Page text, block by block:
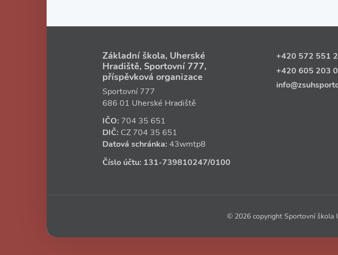
Základní škola, Uherské
Hradiště, Sportovní 777,
příspěvková organizace
Sportovní 777
686 01 Uherské Hradiště
IČO: 704 35 651
DIČ: CZ 704 35 651
Datová schránka: 43wmtp8
Číslo účtu: 131‑739810247/0100
+420 572 551
+420 605 203
© 2026 copyright Sportovní